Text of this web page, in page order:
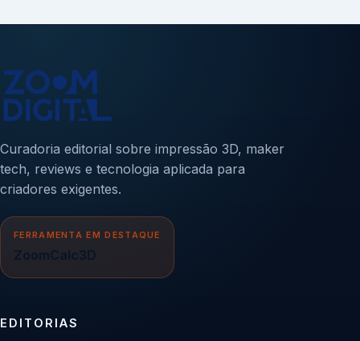
Curadoria editorial sobre impressão 3D, maker
tech, reviews e tecnologia aplicada para
criadores exigentes.
FERRAMENTA EM DESTAQUE
ZoomCalc3D
EDITORIAS